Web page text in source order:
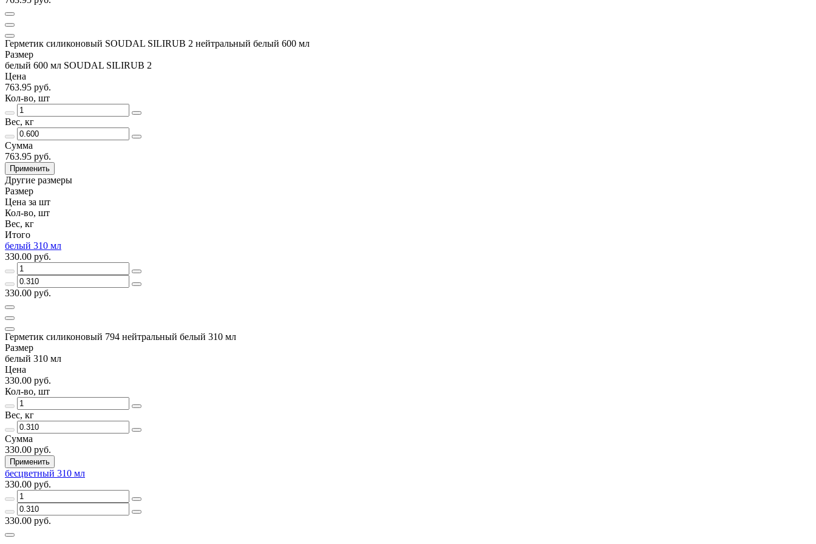
Герметик силиконовый SOUDAL SILIRUB 2 нейтральный белый 600 мл
Размер
белый 600 мл SOUDAL SILIRUB 2
Цена
763.95 руб.
Кол-во, шт
Вес, кг
Сумма
763.95 руб.
Применить
Другие размеры
Размер
Цена за шт
Кол-во, шт
Вес, кг
Итого
белый 310 мл
330.00 руб.
330.00 руб.
Герметик силиконовый 794 нейтральный белый 310 мл
Размер
белый 310 мл
Цена
330.00 руб.
Кол-во, шт
Вес, кг
Сумма
330.00 руб.
Применить
бесцветный 310 мл
330.00 руб.
330.00 руб.